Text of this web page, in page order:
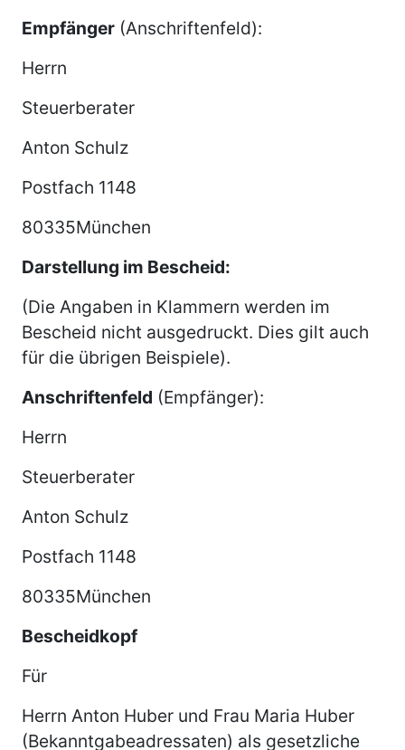
Empfänger (Anschriftenfeld):
Herrn
Steuerberater
Anton Schulz
Postfach 1148
80335München
Darstellung im Bescheid:
(Die Angaben in Klammern werden im
Bescheid nicht ausgedruckt. Dies gilt auch
für die übrigen Beispiele).
Anschriftenfeld (Empfänger):
Herrn
Steuerberater
Anton Schulz
Postfach 1148
80335München
Bescheidkopf
Für
Herrn Anton Huber und Frau Maria Huber
(Bekanntgabeadressaten) als gesetzliche